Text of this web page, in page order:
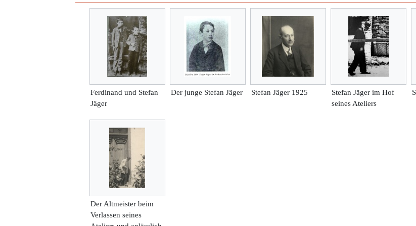
Ferdinand und Stefan
Jäger
Der junge Stefan Jäger Stefan Jäger 1925
Stefan Jäger im Hof
seines Ateliers
Der Altmeister beim
Verlassen seines